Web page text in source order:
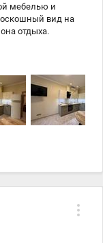
мебелью и
вид на
отдыха.